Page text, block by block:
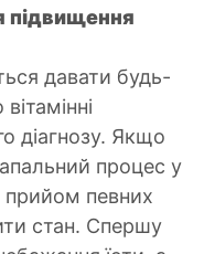
підвищення
давати будь-
діагнозу. Якщо
процес у
прийом певних
стан. Спершу